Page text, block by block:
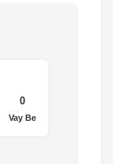
0
Vay Be